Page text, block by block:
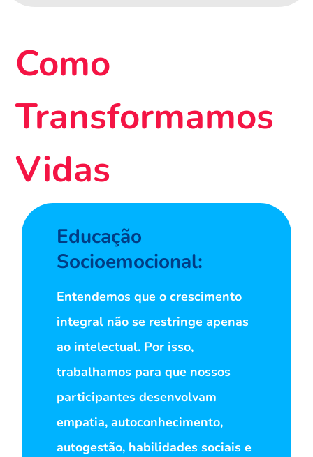
Como
Transformamos
Vidas
Educação
Socioemocional:
Entendemos que o crescimento
integral não se restringe apenas
ao intelectual. Por isso,
trabalhamos para que nossos
participantes desenvolvam
empatia, autoconhecimento,
autogestão, habilidades sociais e